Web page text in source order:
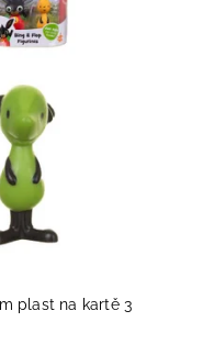
plast na kartě 3